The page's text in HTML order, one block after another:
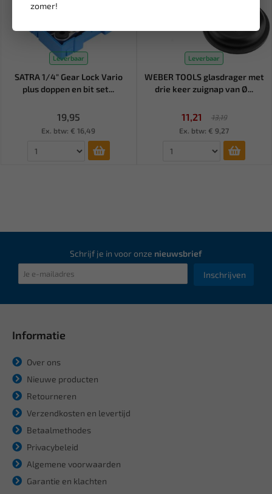
zomer!
Leverbaar
SATRA 1/4" Gear Lock Vario
plus doppen en bit set...
19,95
Ex. btw: € 16,49
Leverbaar
WEBER TOOLS glasdrager met
drie keer zuignap van Ø...
11,21
13,19
Ex. btw: € 9,27
Schrijf je in voor onze nieuwsbrief
Inschrijven
Informatie
Over ons
Nieuwe producten
Retourneren
Verzendkosten en levertijd
Betaalmethodes
Privacybeleid
Algemene voorwaarden
Garantie en klachten